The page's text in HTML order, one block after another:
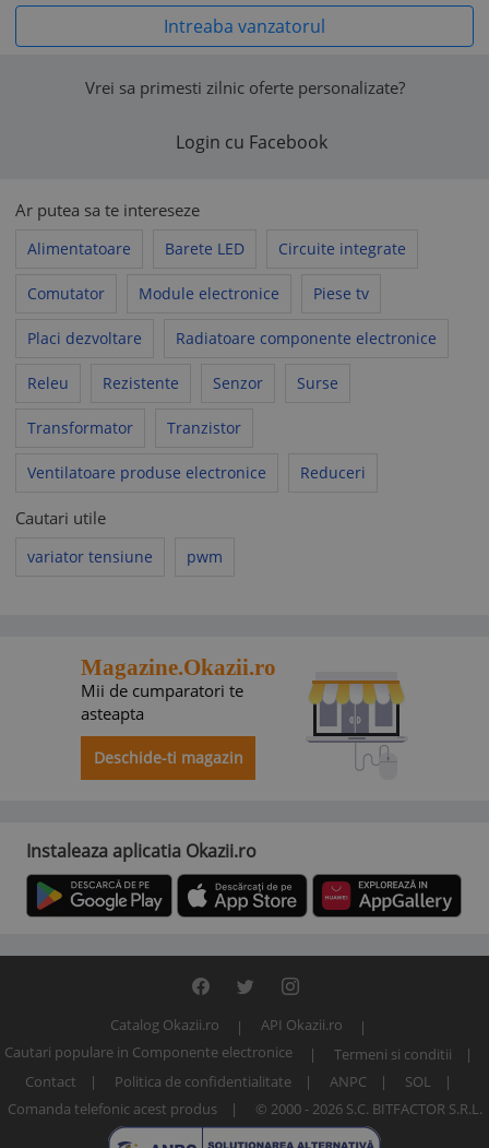
Intreaba vanzatorul
Vrei sa primesti zilnic oferte personalizate?
Login cu Facebook
Ar putea sa te intereseze
Alimentatoare Barete LED Circuite integrate
Comutator Module electronice Piese tv
Placi dezvoltare Radiatoare componente electronice
Releu Rezistente Senzor Surse
Transformator Tranzistor
Ventilatoare produse electronice Reduceri
Cautari utile
variator tensiune pwm
Magazine.Okazii.ro
Mii de cumparatori te
asteapta
Deschide-ti magazin
Instaleaza aplicatia Okazii.ro
Catalog Okazii.ro
API Okazii.ro
Cautari populare in Componente electronice
Termeni si conditii
Contact
Politica de confidentialitate ANPC
SOL
Comanda telefonic acest produs
© 2000 - 2026 S.C. BITFACTOR S.R.L.